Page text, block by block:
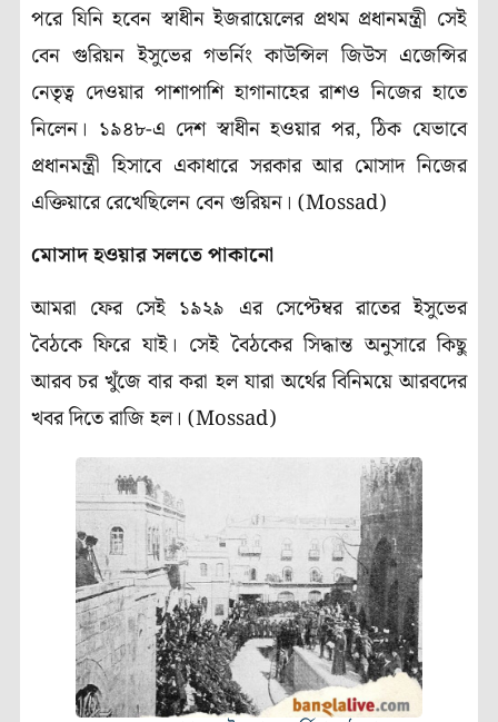
পরে যিনি হবেন স্বাধীন ইজরায়েলের প্রথম প্রধানমন্ত্রী সেই
বেন গুরিয়ন ইসুভের গভর্নিং কাউন্সিল জিউস এজেন্সির
নেতৃত্ব দেওয়ার পাশাপাশি হাগানাহের রাশও নিজের হাতে
নিলেন। ১৯৪৮-এ দেশ স্বাধীন হওয়ার পর, ঠিক যেভাবে
প্রধানমন্ত্রী হিসাবে একাধারে সরকার আর মোসাদ নিজের
এক্তিয়ারে রেখেছিলেন বেন গুরিয়ন। (Mossad)
মোসাদ হওয়ার সলতে পাকানো
আমরা ফের সেই ১৯২৯ এর সেপ্টেম্বর রাতের ইসুভের
বৈঠকে ফিরে যাই। সেই বৈঠকের সিদ্ধান্ত অনুসারে কিছু
আরব চর খুঁজে বার করা হল যারা অর্থের বিনিময়ে আরবদের
খবর দিতে রাজি হল। (Mossad)